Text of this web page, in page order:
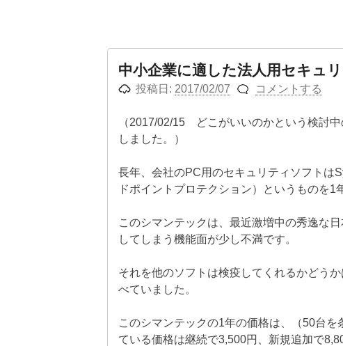
中小企業に適した法人用セキュ
投稿日: 2017/02/07 コメントする
（2017/02/15 どこがいいのかという検討
しました。）
長年、会社のPC用のセキュリティソフトは
ドポイントプロテクション）というものを1
このシマンテックは、最近激増中の秀逸な
してしまう機能面が少し不満です。
それを他のソフトは検疫してくれるかどう
べていました。
このシマンテックの1年の価格は、（50台
ている価格は継続で3,500円、新規追加で